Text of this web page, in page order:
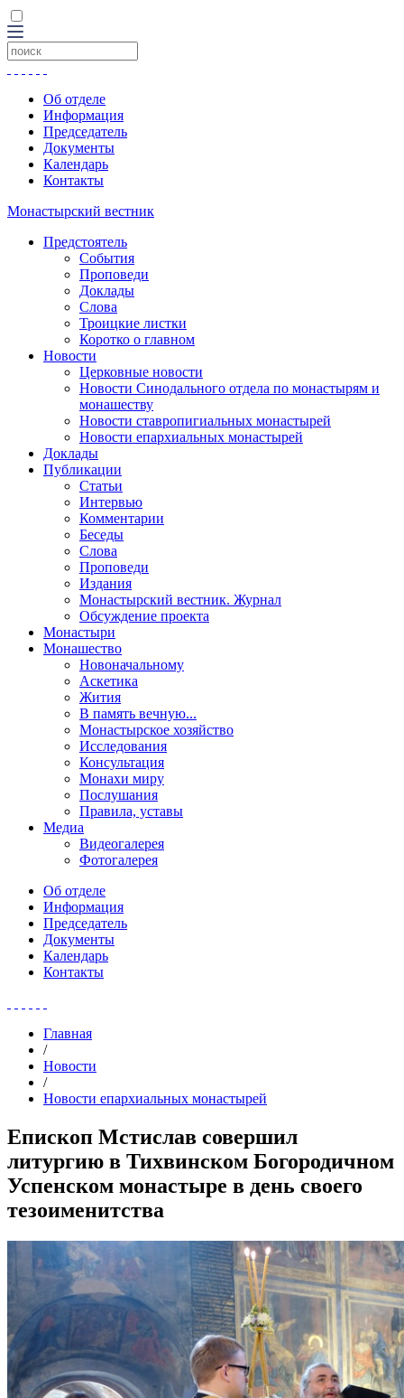
Об отделе
Информация
Председатель
Документы
Календарь
Контакты
Монастырский вестник
Предстоятель
События
Проповеди
Доклады
Слова
Троицкие листки
Коротко о главном
Новости
Церковные новости
Новости Синодального отдела по монастырям и
монашеству
Новости ставропигиальных монастырей
Новости епархиальных монастырей
Доклады
Публикации
Статьи
Интервью
Комментарии
Беседы
Слова
Проповеди
Издания
Монастырский вестник. Журнал
Обсуждение проекта
Монастыри
Монашество
Новоначальному
Аскетика
Жития
В память вечную...
Монастырское хозяйство
Исследования
Консультация
Монахи миру
Послушания
Правила, уставы
Медиа
Видеогалерея
Фотогалерея
Об отделе
Информация
Председатель
Документы
Календарь
Контакты
Главная
/
Новости
/
Новости епархиальных монастырей
Епископ Мстислав совершил
литургию в Тихвинском Богородичном
Успенском монастыре в день своего
тезоименитства